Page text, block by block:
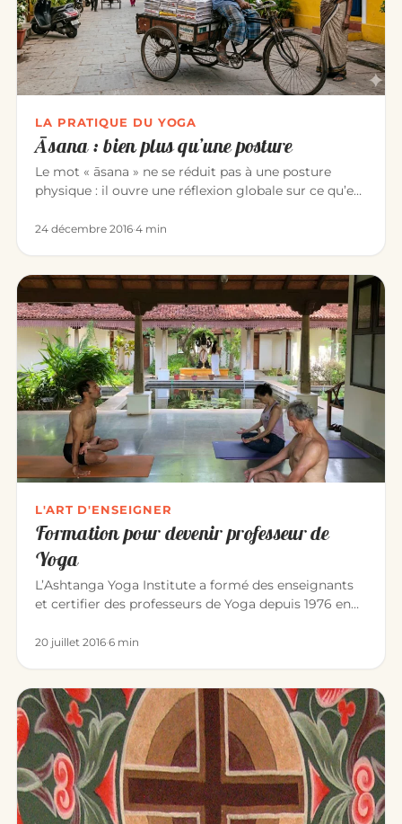
LA PRATIQUE DU YOGA
Āsana : bien plus qu’une posture
Le mot « āsana » ne se réduit pas à une posture
physique : il ouvre une réflexion globale sur ce qu’est
24 décembre 2016·4 min
L'ART D'ENSEIGNER
Formation pour devenir professeur de
Yoga
L’Ashtanga Yoga Institute a formé des enseignants
et certifier des professeurs de Yoga depuis 1976 en
20 juillet 2016·6 min